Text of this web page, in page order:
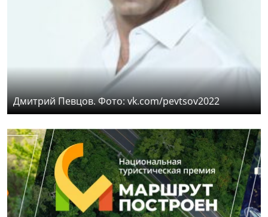
Дмитрий Певцов. Фото: vk.com/pevtsov2022